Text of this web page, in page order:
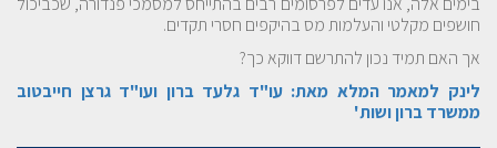
חושפים מקלטי והעלמות מס בהיקפים חסרי תקדים.
אך האם תמיד נכון להתרשם דווקא כך?
לינק למאמר המלא מאת: עו"ד גלעד ברון ועו"ד גרצן חייבטוב
ממשרד ברון ושות'